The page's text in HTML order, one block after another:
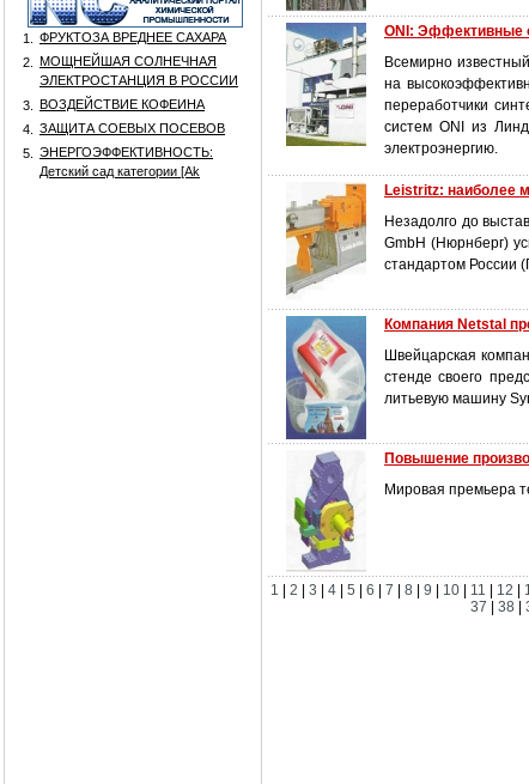
1.
ФРУКТОЗА ВРЕДНЕЕ САХАРА
2.
МОЩНЕЙШАЯ СОЛНЕЧНАЯ
ЭЛЕКТРОСТАНЦИЯ В РОССИИ
3.
ВОЗДЕЙСТВИЕ КОФЕИНА
4.
ЗАЩИТА СОЕВЫХ ПОСЕВОВ
5.
ЭНЕРГОЭФФЕКТИВНОСТЬ:
Детский сад категории [Аk
ONI: Эффективные
Всемирно
на
переработчики
систем ONI из
электроэнергию.
Leistritz: наиболее
Незадолго до
GmbH (Нюрнберг)
стандартом России
Компания Netstal
Швейцарская
стенде своего
литьевую машину
Повышение
Мировая премьера
1 2 3 4 5 6 7 8 9 10 11 12
37
38